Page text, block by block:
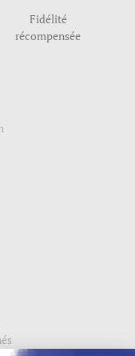
Fidélité
récompensée